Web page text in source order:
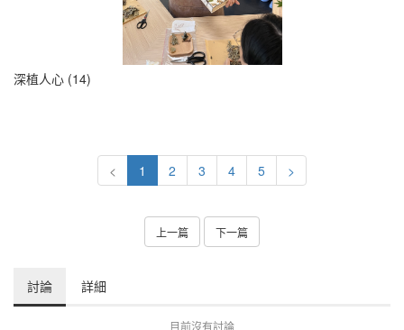
深植人心 (14)
< 1 2 3 4 5 >
上一篇 下一篇
討論 詳細
目前沒有討論